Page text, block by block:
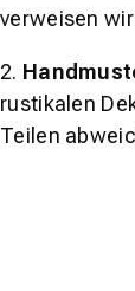
verweisen
2.
rustikalen
Teilen